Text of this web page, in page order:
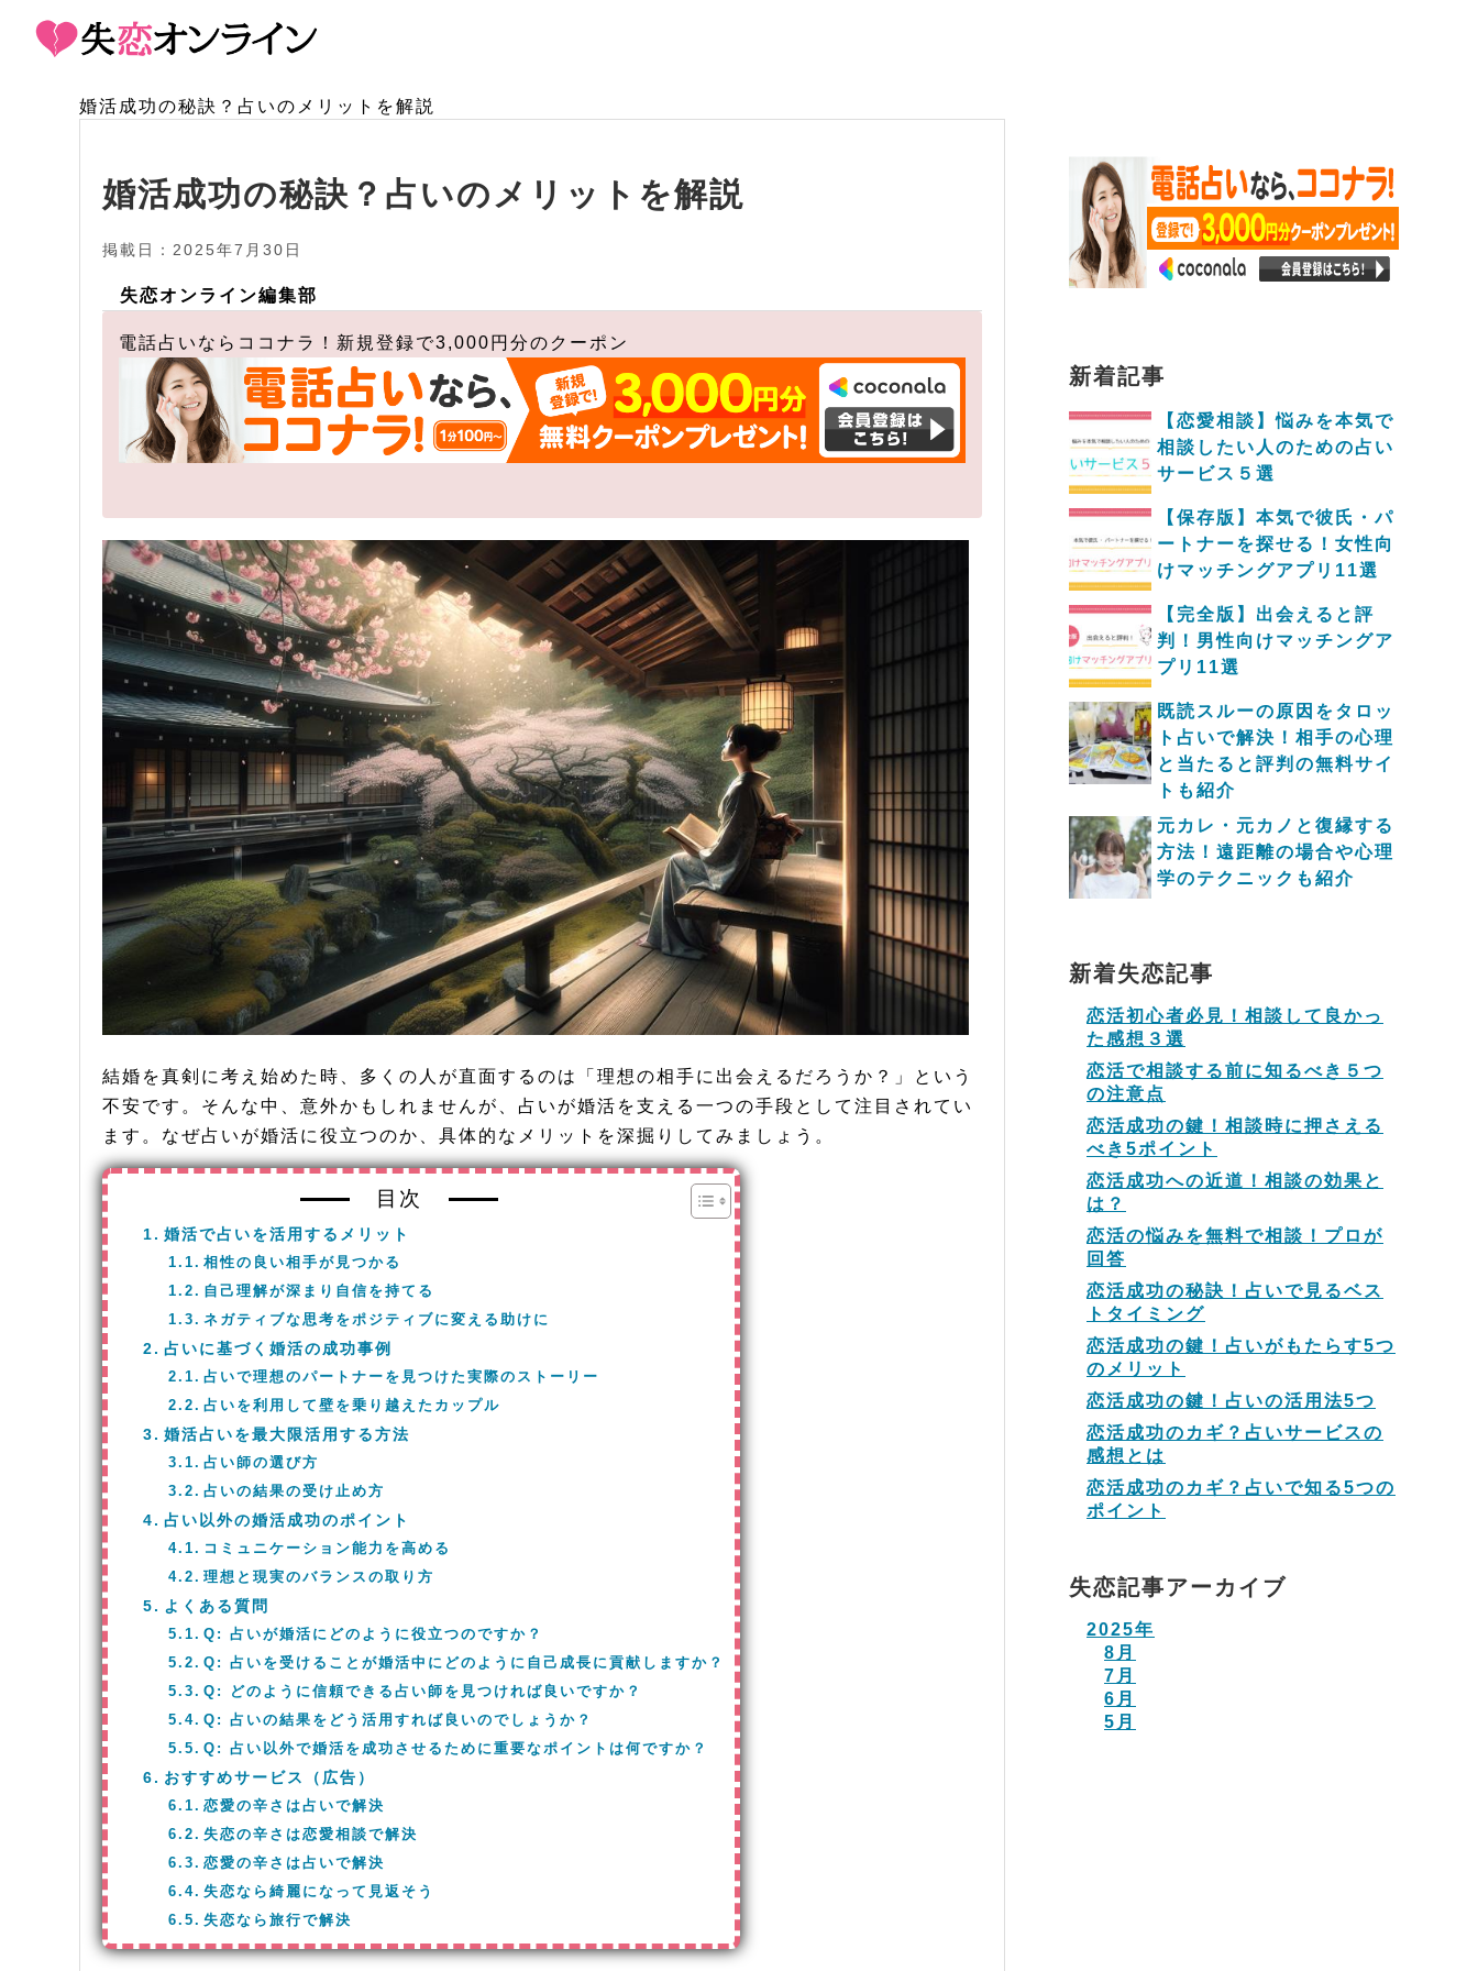
婚活成功の秘訣？占いのメリットを解説
婚活成功の秘訣？占いのメリットを解説
掲載日：2025年7月30日
失恋オンライン編集部
電話占いならココナラ！新規登録で3,000円分のクーポン
結婚を真剣に考え始めた時、多くの人が直面するのは「理想の相手に出会えるだろうか？」という
不安です。そんな中、意外かもしれませんが、占いが婚活を支える一つの手段として注目されてい
ます。なぜ占いが婚活に役立つのか、具体的なメリットを深掘りしてみましょう。
目次
婚活で占いを活用するメリット
相性の良い相手が見つかる
自己理解が深まり自信を持てる
ネガティブな思考をポジティブに変える助けに
占いに基づく婚活の成功事例
占いで理想のパートナーを見つけた実際のストーリー
占いを利用して壁を乗り越えたカップル
婚活占いを最大限活用する方法
占い師の選び方
占いの結果の受け止め方
占い以外の婚活成功のポイント
コミュニケーション能力を高める
理想と現実のバランスの取り方
よくある質問
Q: 占いが婚活にどのように役立つのですか？
Q: 占いを受けることが婚活中にどのように自己成長に貢献しますか？
Q: どのように信頼できる占い師を見つければ良いですか？
Q: 占いの結果をどう活用すれば良いのでしょうか？
Q: 占い以外で婚活を成功させるために重要なポイントは何ですか？
おすすめサービス（広告）
恋愛の辛さは占いで解決
失恋の辛さは恋愛相談で解決
恋愛の辛さは占いで解決
失恋なら綺麗になって見返そう
失恋なら旅行で解決
新着記事
【恋愛相談】悩みを本気で
相談したい人のための占い
サービス５選
【保存版】本気で彼氏・パ
ートナーを探せる！女性向
けマッチングアプリ11選
【完全版】出会えると評
判！男性向けマッチングア
プリ11選
既読スルーの原因をタロッ
ト占いで解決！相手の心理
と当たると評判の無料サイ
トも紹介
元カレ・元カノと復縁する
方法！遠距離の場合や心理
学のテクニックも紹介
新着失恋記事
恋活初心者必見！相談して良かっ
た感想３選
恋活で相談する前に知るべき５つ
の注意点
恋活成功の鍵！相談時に押さえる
べき5ポイント
恋活成功への近道！相談の効果と
は？
恋活の悩みを無料で相談！プロが
回答
恋活成功の秘訣！占いで見るベス
トタイミング
恋活成功の鍵！占いがもたらす5つ
のメリット
恋活成功の鍵！占いの活用法5つ
恋活成功のカギ？占いサービスの
感想とは
恋活成功のカギ？占いで知る5つの
ポイント
失恋記事アーカイブ
2025年
8月
7月
6月
5月